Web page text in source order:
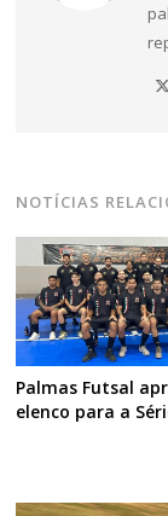
NOTÍCIAS
Palmas Futsal
elenco para a